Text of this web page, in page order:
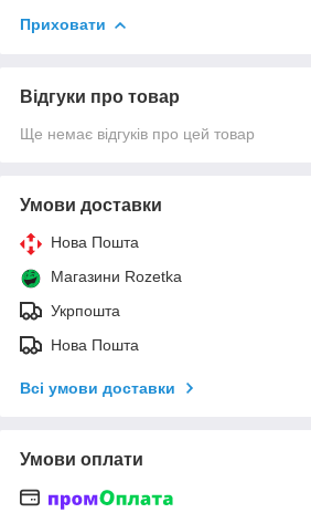
Приховати
Відгуки про товар
Ще немає відгуків про цей товар
Умови доставки
Нова Пошта
Магазини Rozetka
Укрпошта
Нова Пошта
Всі умови доставки
Умови оплати